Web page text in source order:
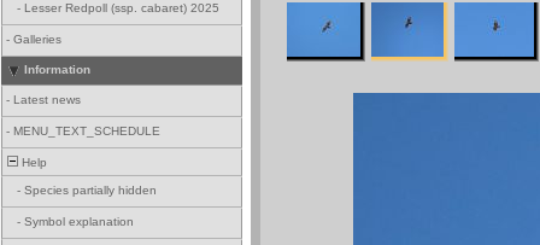
- Lesser Redpoll (ssp. cabaret) 2025
- Galleries
Information
- Latest news
- MENU_TEXT_SCHEDULE
Help
- Species partially hidden
- Symbol explanation